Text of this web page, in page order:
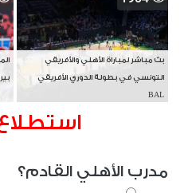
بث مباشر لمباراة الأهلي والأفريقي
التونسي في بطولة الدوري الأفريقي
BAL
استطلاع
مدرب الأهلي القادم؟